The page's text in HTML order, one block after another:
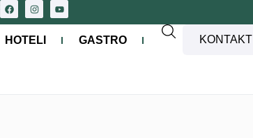
HOTELI GASTRO KONTAKT